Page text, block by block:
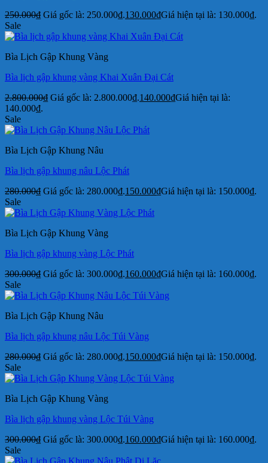
250.000₫ Giá gốc là: 250.000₫.130.000₫Giá hiện tại là: 130.000₫.
Sale
Bìa Lịch Gập Khung Vàng
Bìa lịch gập khung vàng Khai Xuân Đại Cát
2.800.000₫ Giá gốc là: 2.800.000₫.140.000₫Giá hiện tại là:
140.000₫.
Sale
Bìa Lịch Gập Khung Nâu
Bìa lịch gập khung nâu Lộc Phát
280.000₫ Giá gốc là: 280.000₫.150.000₫Giá hiện tại là: 150.000₫.
Sale
Bìa Lịch Gập Khung Vàng
Bìa lịch gập khung vàng Lộc Phát
300.000₫ Giá gốc là: 300.000₫.160.000₫Giá hiện tại là: 160.000₫.
Sale
Bìa Lịch Gập Khung Nâu
Bìa lịch gập khung nâu Lộc Túi Vàng
280.000₫ Giá gốc là: 280.000₫.150.000₫Giá hiện tại là: 150.000₫.
Sale
Bìa Lịch Gập Khung Vàng
Bìa lịch gập khung vàng Lộc Túi Vàng
300.000₫ Giá gốc là: 300.000₫.160.000₫Giá hiện tại là: 160.000₫.
Sale